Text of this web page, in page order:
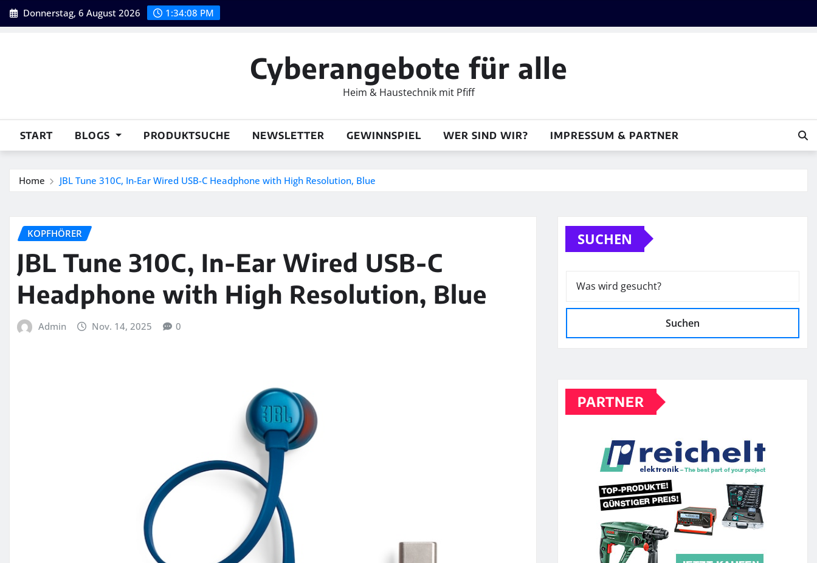
Skip
to
Donnerstag, 6 August 2026 1:34:09 PM
Cyberangebote für alle
Heim & Haustechnik mit Pfiff
START BLOGS PRODUKTSUCHE NEWSLETTER GEWINNSPIEL WER SIND WIR? IMPRESSUM & PARTNER
Home JBL Tune 310C, In-Ear Wired USB-C Headphone with High Resolution, Blue
KOPFHÖRER
JBL Tune 310C, In-Ear Wired USB-C
Headphone with High Resolution, Blue
Admin Nov. 14, 2025 0
SUCHEN
Suchen
PARTNER